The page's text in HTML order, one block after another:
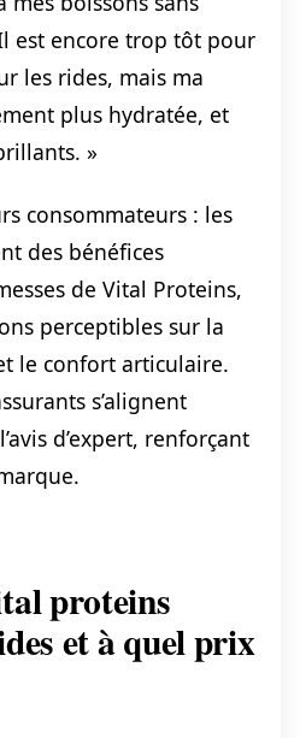
est encore trop tôt pour
les rides, mais ma
plus hydratée, et
»
consommateurs : les
des bénéfices
de Vital Proteins,
perceptibles sur la
le confort articulaire.
s’alignent
d’expert, renforçant
proteins
et à quel prix